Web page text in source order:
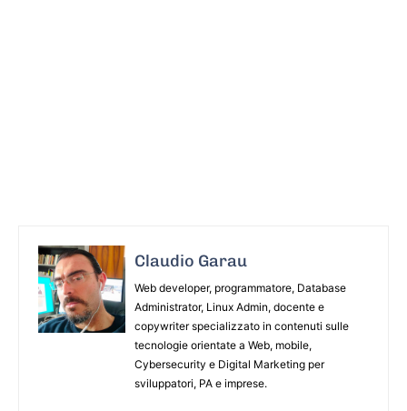
Claudio Garau
Web developer, programmatore, Database
Administrator, Linux Admin, docente e
copywriter specializzato in contenuti sulle
tecnologie orientate a Web, mobile,
Cybersecurity e Digital Marketing per
sviluppatori, PA e imprese.